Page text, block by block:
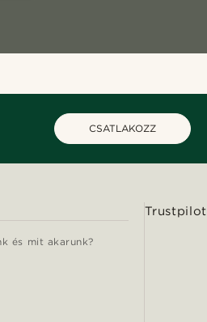
CSATLAKOZZ
és mit akarunk?
Trustpilot